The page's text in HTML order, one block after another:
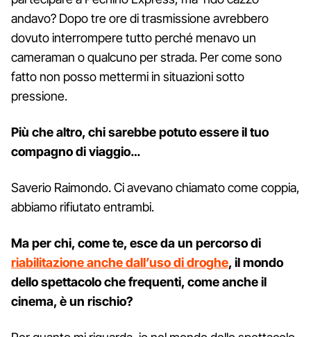
andavo? Dopo tre ore di trasmissione avrebbero
dovuto interrompere tutto perché menavo un
cameraman o qualcuno per strada. Per come sono
fatto non posso mettermi in situazioni sotto
pressione.
Più che altro, chi sarebbe potuto essere il tuo
compagno di viaggio…
Saverio Raimondo. Ci avevano chiamato come coppia,
abbiamo rifiutato entrambi.
Ma per chi, come te, esce da un percorso di
riabilitazione anche dall’uso di droghe, il mondo
dello spettacolo che frequenti, come anche il
cinema, è un rischio?